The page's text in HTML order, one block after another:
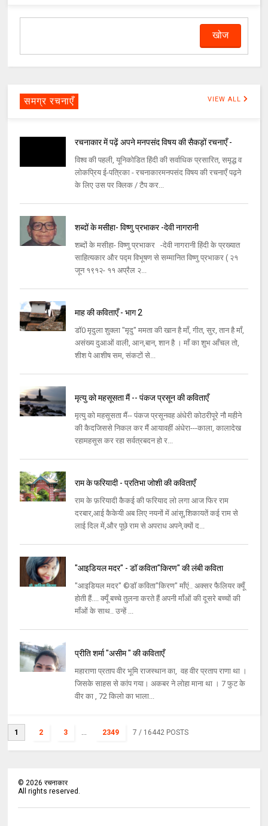
समग्र रचनाएँ VIEW ALL
रचनाकार में पढ़ें अपने मनपसंद विषय की सैकड़ों रचनाएँ -
विश्व की पहली, यूनिकोडित हिंदी की सर्वाधिक प्रसारित, समृद्ध व
लोकप्रिय ई-पत्रिका - रचनाकारमनपसंद विषय की रचनाएँ पढ़ने
के लिए उस पर क्लिक / टैप कर...
शब्दों के मसीहा- विष्णु प्रभाकर -देवी नागरानी
शब्दों के मसीहा- विष्णु प्रभाकर -देवी नागरानी हिंदी के प्रख्यात
साहित्यकार और पद्म विभूषण से सम्मानित विष्णु प्रभाकर ( २१
जून १९१२- ११ अप्रैल २...
माह की कविताएँ - भाग 2
डॉ0 मृदुला शुक्ला "मृदु" ममता की खान है माँ, गीत, सुर, तान है माँ,
असंख्य दुआओं वाली, आन,बान, शान है । माँ का शुभ आँचल तो,
शीश पे आशीष सम, संकटों से...
मृत्यु को महसूसता मैं -- पंकज प्रसून की कविताएँ
मृत्यु को महसूसता मैं-- पंकज प्रसूनवह अंधेरी कोठरीपूरे नौ महीने
की कैदजिससे निकल कर मैं आयावहीं अंधेरा---काला, कालादेख
रहामहसूस कर रहा सर्वत्रबदन हो र...
राम के फरियादी - प्रतिभा जोशी की कविताएँ
राम के फ़रियादी कैकई की फरियाद लो लगा आज फिर राम
दरबार,आई कैकेयी अब लिए नयनों में आंसू,शिकायतें कई राम से
लाई दिल में,और पूछे राम से अपराध अपने,क्यों द...
"आइडियल मदर" - डॉ कविता"किरण" की लंबी कविता
"आइडियल मदर" ©डॉ कविता"किरण" माँएं.. अक्सर फैलियर क्यूँ
होती हैं.... क्यूँ बच्चे तुलना करते हैं अपनी माँओं की दूसरे बच्चों की
माँओं के साथ.. उन्हें ...
प्रीति शर्मा "असीम " की कविताएँ
महाराणा प्रताप वीर भूमि राजस्थान का, वह वीर प्रताप राणा था ।
जिसके साहस से कांप गया। अकबर ने लोहा माना था । 7 फुट के
वीर का , 72 किलो का भाला...
1 2 3 ... 2349 7 / 16442 POSTS
©2026 रचनाकार
All rights reserved.